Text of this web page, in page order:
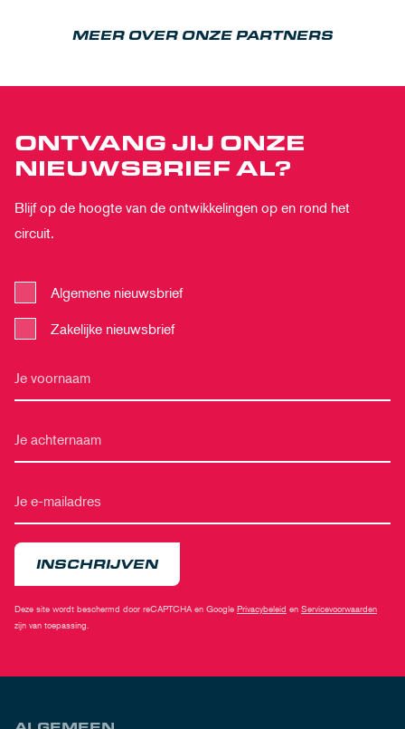
MEER OVER ONZE PARTNERS
ONTVANG JIJ ONZE
NIEUWSBRIEF AL?
Blijf op de hoogte van de ontwikkelingen op en rond het
circuit.
Algemene nieuwsbrief
Zakelijke nieuwsbrief
INSCHRIJVEN
Deze site wordt beschermd door reCAPTCHA en Google Privacybeleid en Servicevoorwaarden
zijn van toepassing.